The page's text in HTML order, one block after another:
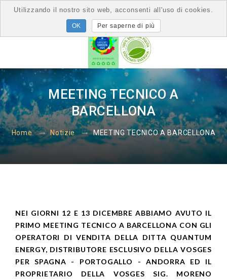
MEETING TECNICO A
BARCELLONA
Home Notizie MEETING TECNICO A BARCELLONA
NEI GIORNI 12 E 13 DICEMBRE ABBIAMO AVUTO IL
PRIMO MEETING TECNICO A BARCELLONA CON GLI
OPERATORI DI VENDITA DELLA DITTA QUANTUM
ENERGY, DISTRIBUTORE ESCLUSIVO DELLA VOSGES
PER SPAGNA - PORTOGALLO - ANDORRA ED IL
PROPRIETARIO DELLA VOSGES SIG. MORENO
Utilizzando il nostro sito web, acconsenti all'uso di cookies.
Per saperne di più